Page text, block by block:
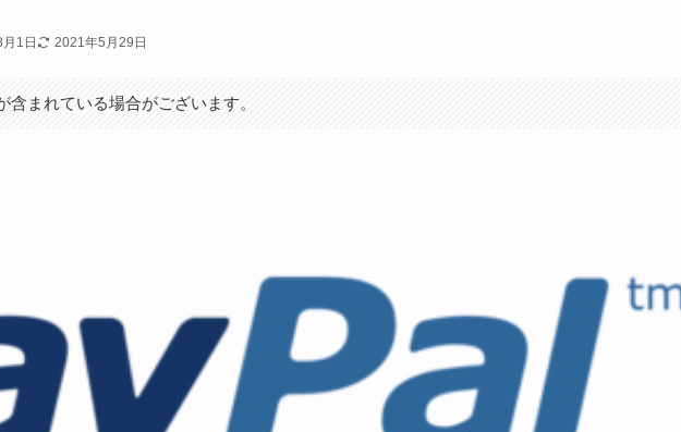
1日 2021年5月29日
まれている場合がございます。